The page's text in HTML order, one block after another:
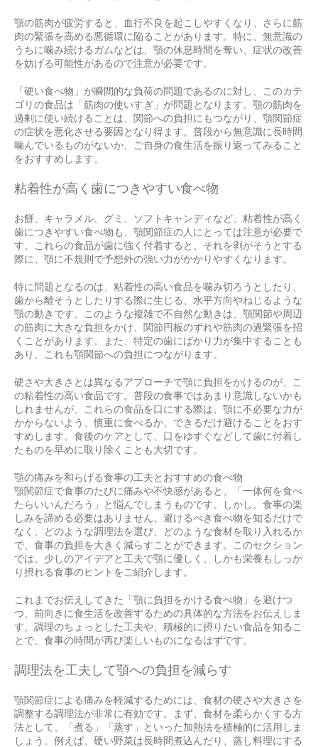
顎の筋肉が疲労すると、血行不良を起こしやすくなり、さらに筋
肉の緊張を高める悪循環に陥ることがあります。特に、無意識の
うちに噛み続けるガムなどは、顎の休息時間を奪い、症状の改善
を妨げる可能性があるので注意が必要です。
「硬い食べ物」が瞬間的な負荷の問題であるのに対し、このカテ
ゴリの食品は「筋肉の使いすぎ」が問題となります。顎の筋肉を
過剰に使い続けることは、関節への負担にもつながり、顎関節症
の症状を悪化させる要因となり得ます。普段から無意識に長時間
噛んでいるものがないか、ご自身の食生活を振り返ってみること
をおすすめします。
粘着性が高く歯につきやすい食べ物
お餅、キャラメル、グミ、ソフトキャンディなど、粘着性が高く
歯につきやすい食べ物も、顎関節症の人にとっては注意が必要で
す。これらの食品が歯に強く付着すると、それを剥がそうとする
際に、顎に不規則で予想外の強い力がかかりやすくなります。
特に問題となるのは、粘着性の高い食品を噛み切ろうとしたり、
歯から離そうとしたりする際に生じる、水平方向やねじるような
顎の動きです。このような複雑で不自然な動きは、顎関節や周辺
の筋肉に大きな負担をかけ、関節円板のずれや筋肉の過緊張を招
くことがあります。また、特定の歯にばかり力が集中することも
あり、これも顎関節への負担につながります。
硬さや大きさとは異なるアプローチで顎に負担をかけるのが、こ
の粘着性の高い食品です。普段の食事ではあまり意識しないかも
しれませんが、これらの食品を口にする際は、顎に不必要な力が
かからないよう、慎重に食べるか、できるだけ避けることをおす
すめします。食後のケアとして、口をゆすぐなどして歯に付着し
たものを早めに取り除くことも大切です。
顎の痛みを和らげる食事の工夫とおすすめの食べ物
顎関節症で食事のたびに痛みや不快感があると、「一体何を食べ
たらいいんだろう」と悩んでしまうものです。しかし、食事の楽
しみを諦める必要はありません。避けるべき食べ物を知るだけで
なく、どのような調理法を選び、どのような食材を取り入れるか
で、食事の負担を大きく減らすことができます。このセクション
では、少しのアイデアと工夫で顎に優しく、しかも栄養もしっか
り摂れる食事のヒントをご紹介します。
これまでお伝えしてきた「顎に負担をかける食べ物」を避けつ
つ、前向きに食生活を改善するための具体的な方法をお伝えしま
す。調理のちょっとした工夫や、積極的に摂りたい食品を知るこ
とで、食事の時間が再び楽しいものになるはずです。
調理法を工夫して顎への負担を減らす
顎関節症による痛みを軽減するためには、食材の硬さや大きさを
調整する調理法が非常に有効です。まず、食材を柔らかくする方
法として、「煮る」「蒸す」といった加熱法を積極的に活用しま
しょう。例えば、硬い野菜は長時間煮込んだり、蒸し料理にする